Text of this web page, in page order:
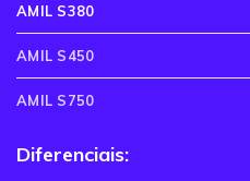
AMIL S380
AMIL S450
AMIL S750
Diferenciais: